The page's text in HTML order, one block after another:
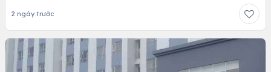
2 ngày trước